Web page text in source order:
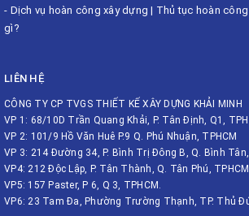
- Dịch vụ hoàn công xây dựng | Thủ tục hoàn
gì?
LIÊN HỆ
CÔNG TY CP TVGS THIẾT KẾ XÂY DỰNG KHẢI MINH
VP 1: 68/10D Trần Quang Khải, P. Tân Định, Q1,
VP 2: 101/9 Hồ Văn Huê P.9 Q. Phú Nhuận, TPHCM
VP 3: 214 Đường 34, P. Bình Trị Đông B, Q. Bình Tân,
VP4: 212 Độc Lập, P. Tân Thành, Q. Tân Phú, TPHCM
VP5: 157 Paster, P 6, Q 3, TPHCM.
VP6: 23 Tam Đa, Phường Trường Thạnh, TP. Thủ